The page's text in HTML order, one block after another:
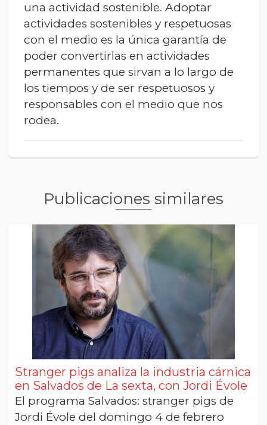
una actividad sostenible. Adoptar
actividades sostenibles y respetuosas
con el medio es la única garantía de
poder convertirlas en actividades
permanentes que sirvan a lo largo de
los tiempos y de ser respetuosos y
responsables con el medio que nos
rodea.
Publicaciones similares
Stranger pigs analiza la industria cárnica
en Salvados de La sexta, con Jordi Évole
El programa Salvados: stranger pigs de
Jordi Évole del domingo 4 de febrero